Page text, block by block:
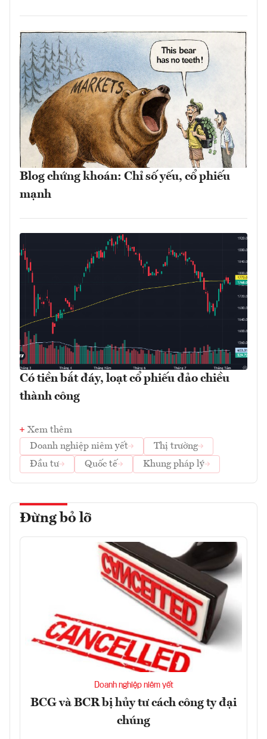
Blog chứng khoán: Chỉ số yếu, cổ phiếu
mạnh
Có tiền bắt đáy, loạt cổ phiếu đảo chiều
thành công
Xem thêm
Doanh nghiệp niêm yết
Thị trường
Đầu tư
Quốc tế Khung pháp lý
Đừng bỏ lỡ
Doanh nghiệp niêm yết
BCG và BCR bị hủy tư cách công ty đại
chúng